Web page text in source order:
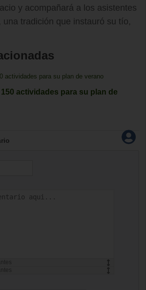
y acompañará a los asistentes
una tradición que instauró su tío,
actividades para su plan de